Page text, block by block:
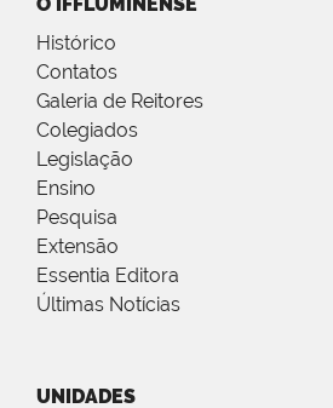
Histórico
Contatos
Galeria de Reitores
Colegiados
Legislação
Ensino
Pesquisa
Extensão
Essentia Editora
Últimas Notícias
UNIDADES